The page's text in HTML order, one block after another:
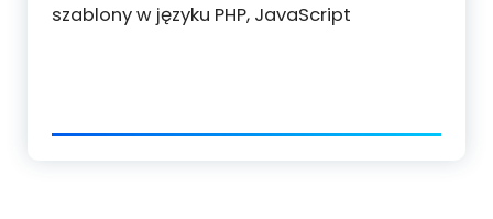
szablony w języku PHP, JavaScript